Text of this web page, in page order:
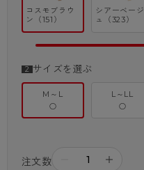
コスモブラウ
ン（151）
シアーベージ
ュ（323）
サイズを選ぶ
M～L
○
L～LL
○
注文数 ＋